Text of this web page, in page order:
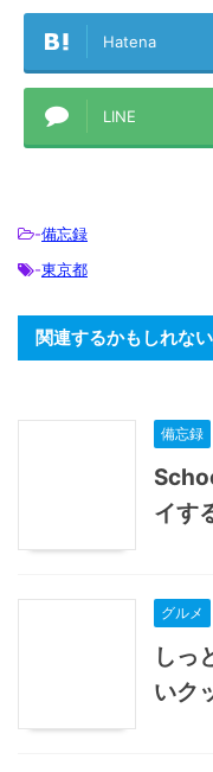
Hatena
LINE
-備忘録
-東京都
関連するかもしれな
備忘録
イす
グルメ
しっ
いク